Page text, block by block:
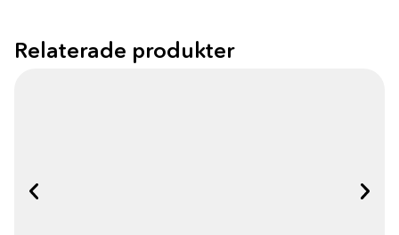
Relaterade produkter